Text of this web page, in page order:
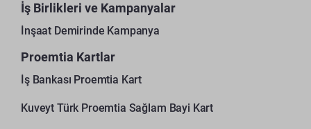
İş Birlikleri ve Kampanyalar
İnşaat Demirinde Kampanya
Proemtia Kartlar
İş Bankası Proemtia Kart
Kuveyt Türk Proemtia Sağlam Bayi Kart